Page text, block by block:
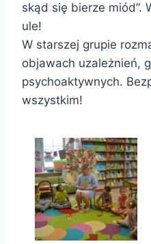
skąd się bierze miód”.
ule!
W starszej grupie
objawach uzależnień,
psychoaktywnych.
wszystkim!